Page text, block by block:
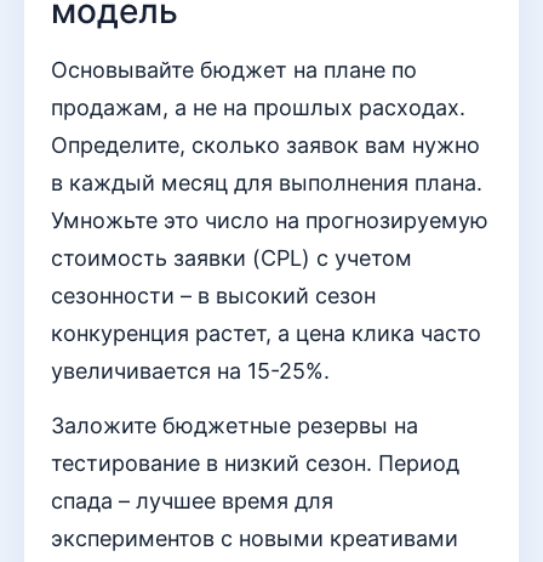
модель
Основывайте бюджет на плане по
продажам, а не на прошлых расходах.
Определите, сколько заявок вам нужно
в каждый месяц для выполнения плана.
Умножьте это число на прогнозируемую
стоимость заявки (CPL) с учетом
сезонности – в высокий сезон
конкуренция растет, а цена клика часто
увеличивается на 15-25%.
Заложите бюджетные резервы на
тестирование в низкий сезон. Период
спада – лучшее время для
экспериментов с новыми креативами